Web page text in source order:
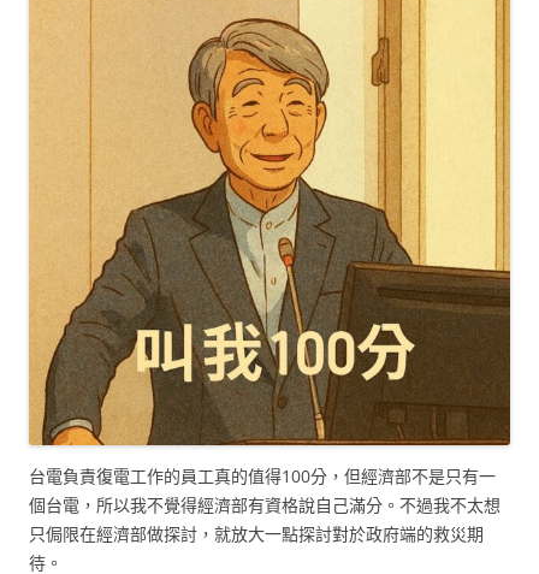
台電負責復電工作的員工真的值得100分，但經濟部不是只有一
個台電，所以我不覺得經濟部有資格說自己滿分。不過我不太想
只侷限在經濟部做探討，就放大一點探討對於政府端的救災期
待。